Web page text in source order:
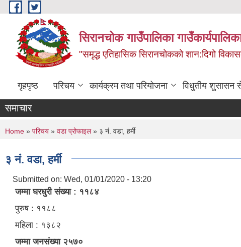
Skip to main content
सिरानचोक गाउँपालिका
"समृद्ध एतिहासिक सिरानचोकको शान:दिगो
गृहपृष्ठ परिचय कार्यक्रम तथा परियोजना विधुतीय शुसासन
समाचार
You are here
Home » परिचय » वडा प्रोफाइल» ३ नं. वडा, हर्मी
३ नं. वडा, हर्मी
Submitted on: Wed, 01/01/2020 - 13:20
जम्मा घरधुरी संख्या : ११८४
पुरुष : ११८८
महिला : १३८२
जम्मा जनसंख्या २५७०